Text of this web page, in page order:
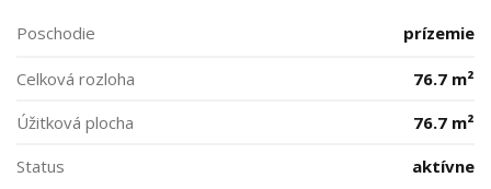
Poschodie prízemie
Celková rozloha
76.7 m²
Úžitková plocha
76.7 m²
Status
aktívne